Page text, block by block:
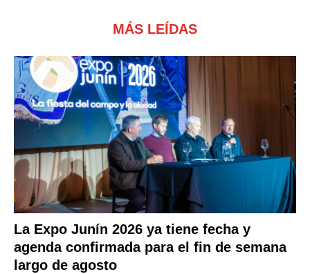
MÁS LEÍDAS
La Expo Junín 2026 ya tiene fecha y
agenda confirmada para el fin de semana
largo de agosto